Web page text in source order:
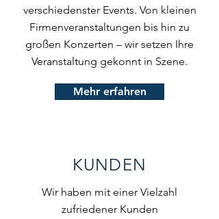
verschiedenster Events. Von kleinen
Firmenveranstaltungen bis hin zu
großen Konzerten – wir setzen Ihre
Veranstaltung gekonnt in Szene.
Mehr erfahren
KUNDEN
Wir haben mit einer Vielzahl
zufriedener Kunden